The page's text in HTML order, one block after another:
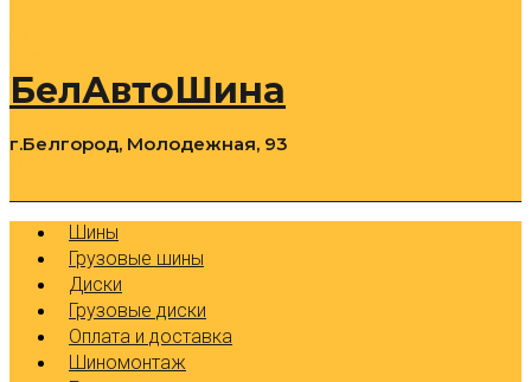
БелАвтоШина
г.Белгород, Молодежная, 93
Шины
Грузовые шины
Диски
Грузовые диски
Оплата и доставка
Шиномонтаж